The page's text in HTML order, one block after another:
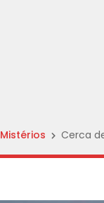
Mistérios Cerca